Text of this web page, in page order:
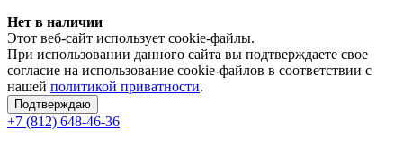
Нет в наличии
Этот веб-сайт использует cookie-файлы.
При использовании данного сайта вы подтверждаете свое
согласие на использование cookie-файлов в соответствии с
нашей политикой приватности.
Подтверждаю
+7 (812) 648-46-36